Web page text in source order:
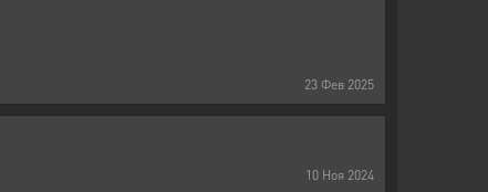
23 Фев 2025
10 Ноя 2024